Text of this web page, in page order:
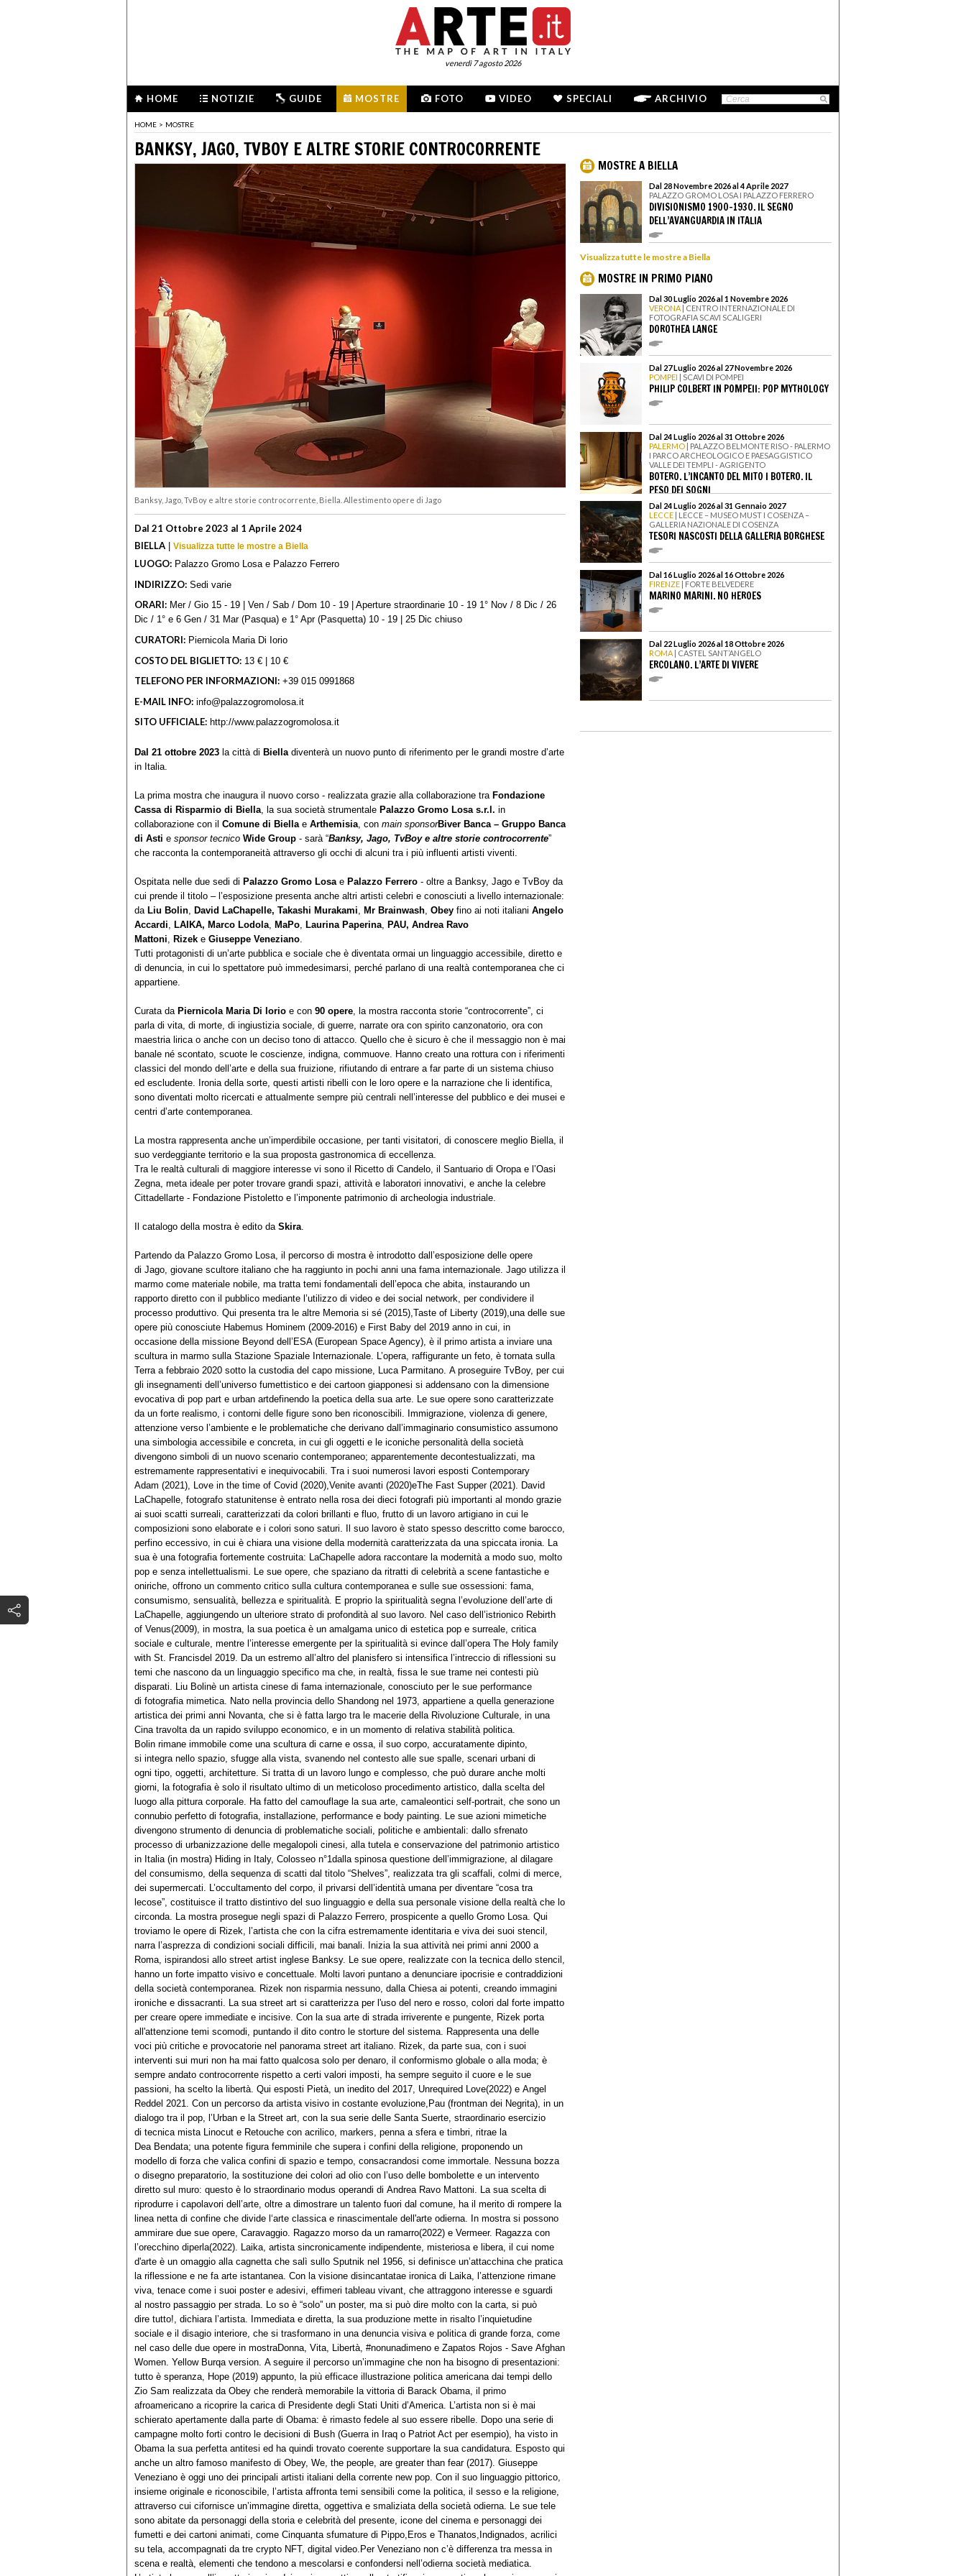
venerdì 7 agosto 2026
HOME NOTIZIE GUIDE MOSTRE FOTO VIDEO SPECIALI ARCHIVIO
HOME > MOSTRE
BANKSY, JAGO, TVBOY E ALTRE STORIE CONTROCORRENTE
Banksy, Jago, TvBoy e altre storie controcorrente, Biella. Allestimento opere di Jago
Dal 21 Ottobre 2023 al 1 Aprile 2024
BIELLA | Visualizza tutte le mostre a Biella
LUOGO: Palazzo Gromo Losa e Palazzo Ferrero
INDIRIZZO: Sedi varie
ORARI: Mer / Gio 15 - 19 | Ven / Sab / Dom 10 - 19 | Aperture straordinarie 10 - 19 1° Nov / 8 Dic / 26
Dic / 1° e 6 Gen / 31 Mar (Pasqua) e 1° Apr (Pasquetta) 10 - 19 | 25 Dic chiuso
CURATORI: Piernicola Maria Di Iorio
COSTO DEL BIGLIETTO: 13 € | 10 €
TELEFONO PER INFORMAZIONI: +39 015 0991868
E-MAIL INFO: info@palazzogromolosa.it
SITO UFFICIALE: http://www.palazzogromolosa.it
Dal 21 ottobre 2023 la città di Biella diventerà un nuovo punto di riferimento per le grandi mostre d’arte
in Italia.
La prima mostra che inaugura il nuovo corso - realizzata grazie alla collaborazione tra Fondazione
Cassa di Risparmio di Biella , la sua società strumentale Palazzo Gromo Losa s.r.l. in
collaborazione con il Comune di Biella e Arthemisia , con main sponsorBiver Banca – Gruppo Banca
di Asti e sponsor tecnico Wide Group - sarà “Banksy, Jago, TvBoy e altre storie controcorrente”
che racconta la contemporaneità attraverso gli occhi di alcuni tra i più influenti artisti viventi.
Ospitata nelle due sedi di Palazzo Gromo Losa e Palazzo Ferrero - oltre a Banksy, Jago e TvBoy da
cui prende il titolo – l’esposizione presenta anche altri artisti celebri e conosciuti a livello internazionale:
da Liu Bolin David LaChapelle, Takashi Murakami Mr Brainwash Obey fino ai noti italiani Angelo
Accardi LAIKA, Marco Lodola MaPo Laurina Paperina PAU, Andrea Ravo
Mattoni Rizek e Giuseppe Veneziano
Tutti protagonisti di un’arte pubblica e sociale che è diventata ormai un linguaggio accessibile, diretto e
di denuncia, in cui lo spettatore può immedesimarsi, perché parlano di una realtà contemporanea che ci
appartiene.
Curata da Piernicola Maria Di Iorio e con 90 opere , la mostra racconta storie “controcorrente”, ci
parla di vita, di morte, di ingiustizia sociale, di guerre, narrate ora con spirito canzonatorio, ora con
maestria lirica o anche con un deciso tono di attacco. Quello che è sicuro è che il messaggio non è mai
banale né scontato, scuote le coscienze, indigna, commuove. Hanno creato una rottura con i riferimenti
classici del mondo dell’arte e della sua fruizione, rifiutando di entrare a far parte di un sistema chiuso
ed escludente. Ironia della sorte, questi artisti ribelli con le loro opere e la narrazione che li identifica,
sono diventati molto ricercati e attualmente sempre più centrali nell’interesse del pubblico e dei musei e
centri d’arte contemporanea.
La mostra rappresenta anche un’imperdibile occasione, per tanti visitatori, di conoscere meglio Biella, il
suo verdeggiante territorio e la sua proposta gastronomica di eccellenza.
Tra le realtà culturali di maggiore interesse vi sono il Ricetto di Candelo, il Santuario di Oropa e l’Oasi
Zegna, meta ideale per poter trovare grandi spazi, attività e laboratori innovativi, e anche la celebre
Cittadellarte - Fondazione Pistoletto e l’imponente patrimonio di archeologia industriale.
Il catalogo della mostra è edito da Skira
Partendo da Palazzo Gromo Losa, il percorso di mostra è introdotto dall’esposizione delle opere
di Jago, giovane scultore italiano che ha raggiunto in pochi anni una fama internazionale. Jago utilizza il
marmo come materiale nobile, ma tratta temi fondamentali dell’epoca che abita, instaurando un
rapporto diretto con il pubblico mediante l’utilizzo di video e dei social network, per condividere il
processo produttivo. Qui presenta tra le altre Memoria si sé (2015),Taste of Liberty (2019),una delle sue
opere più conosciute Habemus Hominem (2009-2016) e First Baby del 2019 anno in cui, in
occasione della missione Beyond dell’ESA (European Space Agency), è il primo artista a inviare una
scultura in marmo sulla Stazione Spaziale Internazionale. L’opera, raffigurante un feto, è tornata sulla
Terra a febbraio 2020 sotto la custodia del capo missione, Luca Parmitano. A proseguire TvBoy, per cui
gli insegnamenti dell’universo fumettistico e dei cartoon giapponesi si addensano con la dimensione
evocativa di pop part e urban artdefinendo la poetica della sua arte. Le sue opere sono caratterizzate
da un forte realismo, i contorni delle figure sono ben riconoscibili. Immigrazione, violenza di genere,
attenzione verso l’ambiente e le problematiche che derivano dall’immaginario consumistico assumono
una simbologia accessibile e concreta, in cui gli oggetti e le iconiche personalità della società
divengono simboli di un nuovo scenario contemporaneo; apparentemente decontestualizzati, ma
estremamente rappresentativi e inequivocabili. Tra i suoi numerosi lavori esposti Contemporary
Adam (2021), Love in the time of Covid (2020),Venite avanti (2020)eThe Fast Supper (2021). David
LaChapelle, fotografo statunitense è entrato nella rosa dei dieci fotografi più importanti al mondo grazie
ai suoi scatti surreali, caratterizzati da colori brillanti e fluo, frutto di un lavoro artigiano in cui le
composizioni sono elaborate e i colori sono saturi. Il suo lavoro è stato spesso descritto come barocco,
perfino eccessivo, in cui è chiara una visione della modernità caratterizzata da una spiccata ironia. La
sua è una fotografia fortemente costruita: LaChapelle adora raccontare la modernità a modo suo, molto
pop e senza intellettualismi. Le sue opere, che spaziano da ritratti di celebrità a scene fantastiche e
oniriche, offrono un commento critico sulla cultura contemporanea e sulle sue ossessioni: fama,
consumismo, sensualità, bellezza e spiritualità. E proprio la spiritualità segna l’evoluzione dell’arte di
LaChapelle, aggiungendo un ulteriore strato di profondità al suo lavoro. Nel caso dell’istrionico Rebirth
of Venus(2009), in mostra, la sua poetica è un amalgama unico di estetica pop e surreale, critica
sociale e culturale, mentre l’interesse emergente per la spiritualità si evince dall’opera The Holy family
with St. Francisdel 2019. Da un estremo all’altro del planisfero si intensifica l’intreccio di riflessioni su
temi che nascono da un linguaggio specifico ma che, in realtà, fissa le sue trame nei contesti più
disparati. Liu Bolinè un artista cinese di fama internazionale, conosciuto per le sue performance
di fotografia mimetica. Nato nella provincia dello Shandong nel 1973, appartiene a quella generazione
artistica dei primi anni Novanta, che si è fatta largo tra le macerie della Rivoluzione Culturale, in una
Cina travolta da un rapido sviluppo economico, e in un momento di relativa stabilità politica.
Bolin rimane immobile come una scultura di carne e ossa, il suo corpo, accuratamente dipinto, si integra nello spazio, sfugge alla vista, svanendo nel contesto alle sue spalle, scenari urbani di ogni tipo, oggetti, architetture. Si tratta di un lavoro lungo e complesso, che può durare anche molti giorni, la fotografia è solo il risultato ultimo di un meticoloso procedimento artistico, dalla scelta del luogo alla pittura corporale. Ha fatto del camouflage la sua arte, camaleontici self-portrait, che sono un connubio perfetto di fotografia, installazione, performance e body painting. Le sue azioni mimetiche divengono strumento di denuncia di problematiche sociali, politiche e ambientali: dallo sfrenato processo di urbanizzazione delle megalopoli cinesi, alla tutela e conservazione del patrimonio artistico in Italia (in mostra) Hiding in Italy, Colosseo n°1dalla spinosa questione dell’immigrazione, al dilagare del consumismo, della sequenza di scatti dal titolo “Shelves”, realizzata tra gli scaffali, colmi di merce, dei supermercati. L’occultamento del corpo, il privarsi dell’identità umana per diventare “cosa tra lecose”, costituisce il tratto distintivo del suo linguaggio e della sua personale visione della realtà che lo circonda. La mostra prosegue negli spazi di Palazzo Ferrero, prospicente a quello Gromo Losa. Qui troviamo le opere di Rizek, l’artista che con la cifra estremamente identitaria e viva dei suoi stencil, narra l’asprezza di condizioni sociali difficili, mai banali. Inizia la sua attività nei primi anni 2000 a Roma, ispirandosi allo street artist inglese Banksy. Le sue opere, realizzate con la tecnica dello stencil, hanno un forte impatto visivo e concettuale. Molti lavori puntano a denunciare ipocrisie e contraddizioni della società contemporanea. Rizek non risparmia nessuno, dalla Chiesa ai potenti, creando immagini ironiche e dissacranti. La sua street art si caratterizza per l'uso del nero e rosso, colori dal forte impatto per creare opere immediate e incisive. Con la sua arte di strada irriverente e pungente, Rizek porta all'attenzione temi scomodi, puntando il dito contro le storture del sistema. Rappresenta una delle voci più critiche e provocatorie nel panorama street art italiano. Rizek, da parte sua, con i suoi interventi sui muri non ha mai fatto qualcosa solo per denaro, il conformismo globale o alla moda; è sempre andato controcorrente rispetto a certi valori imposti, ha sempre seguito il cuore e le sue passioni, ha scelto la libertà. Qui esposti Pietà, un inedito del 2017, Unrequired Love(2022) e Angel Reddel 2021. Con un percorso da artista visivo in costante evoluzione,Pau (frontman dei Negrita), in un dialogo tra il pop, l’Urban e la Street art, con la sua serie delle Santa Suerte, straordinario esercizio di tecnica mista Linocut e Retouche con acrilico, markers, penna a sfera e timbri, ritrae la Dea Bendata; una potente figura femminile che supera i confini della religione, proponendo un modello di forza che valica confini di spazio e tempo, consacrandosi come immortale. Nessuna bozza o disegno preparatorio, la sostituzione dei colori ad olio con l’uso delle bombolette e un intervento diretto sul muro: questo è lo straordinario modus operandi di Andrea Ravo Mattoni. La sua scelta di riprodurre i capolavori dell’arte, oltre a dimostrare un talento fuori dal comune, ha il merito di rompere la linea netta di confine che divide l‘arte classica e rinascimentale dell'arte odierna. In mostra si possono ammirare due sue opere, Caravaggio. Ragazzo morso da un ramarro(2022) e Vermeer. Ragazza con l’orecchino diperla(2022). Laika, artista sincronicamente indipendente, misteriosa e libera, il cui nome d'arte è un omaggio alla cagnetta che salì sullo Sputnik nel 1956, si definisce un’attacchina che pratica la riflessione e ne fa arte istantanea. Con la visione disincantatae ironica di Laika, l’attenzione rimane viva, tenace come i suoi poster e adesivi, effimeri tableau vivant, che attraggono interesse e sguardi al nostro passaggio per strada. Lo so è “solo” un poster, ma si può dire molto con la carta, si può dire tutto!, dichiara l’artista. Immediata e diretta, la sua produzione mette in risalto l’inquietudine sociale e il disagio interiore, che si trasformano in una denuncia visiva e politica di grande forza, come nel caso delle due opere in mostraDonna, Vita, Libertà, #nonunadimeno e Zapatos Rojos - Save Afghan Women. Yellow Burqa version. A seguire il percorso un’immagine che non ha bisogno di presentazioni: tutto è speranza, Hope (2019) appunto, la più efficace illustrazione politica americana dai tempi dello Zio Sam realizzata da Obey che renderà memorabile la vittoria di Barack Obama, il primo afroamericano a ricoprire la carica di Presidente degli Stati Uniti d’America. L’artista non si è mai schierato apertamente dalla parte di Obama: è rimasto fedele al suo essere ribelle. Dopo una serie di campagne molto forti contro le decisioni di Bush (Guerra in Iraq o Patriot Act per esempio), ha visto in Obama la sua perfetta antitesi ed ha quindi trovato coerente supportare la sua candidatura. Esposto qui anche un altro famoso manifesto di Obey, We, the people, are greater than fear (2017). Giuseppe Veneziano è oggi uno dei principali artisti italiani della corrente new pop. Con il suo linguaggio pittorico, insieme originale e riconoscibile, l’artista affronta temi sensibili come la politica, il sesso e la religione, attraverso cui cifornisce un’immagine diretta, oggettiva e smaliziata della società odierna. Le sue tele sono abitate da personaggi della storia e celebrità del presente, icone del cinema e personaggi dei fumetti e dei cartoni animati, come Cinquanta sfumature di Pippo,Eros e Thanatos,Indignados, acrilici su tela, accompagnati da tre crypto NFT, digital video.Per Veneziano non c’è differenza tra messa in scena e realtà, elementi che tendono a mescolarsi e confondersi nell’odierna società mediatica. L’artista lavora sull’impatto iconico dei suoi soggetti e sulla stratificazione emotiva che essi evocano in noi, che siano estrapolati da un’opera del passato, da una striscia a fumetti o da una foto di cronaca. MaPo realizza opere con i protagonisti di Walt Disney, il creatore di quella che è forse la più forte iconografia del '900, e li inserisce nel panorama del lusso, tra carte di credito, marchi di moda e champagne: i cartoni animati "mimano" la vita e forse anche il lusso è in un certo senso parte di una recita quotidiana che ognuno di noi (o almeno chi se lo può permettere) utilizza per imporre il proprio status. Topolino e il Dom Perignon, Zio Paperone e American Express, Minnie e Dolce e Gabbana: in fondo sono tutti simboli del mercato globale e paradossalmente i prodotti "immaginari" sono alla portata di tutti, mentre quelli reali di pochissimi. Mr. Brainwash, definito come colui che ha generato la collisione tra street art e pop art, spesso accosta icone culturali e contemporanee come Marilyn Monroe in Stay Safeo Kate Moss. È fortemente influenzato da artisti pop come Andy Warhol e Keith Haring. Utilizzando e riutilizzando immagini e temi popolari presi in prestito da altri artisti famosi come in Mona Linesa(2009) o a esempio gli animali con palloncini d'acciaio di Jeff Koons come in Big City, Big Dreams – Rede in Big City, Big Dreams – Rosae Throwing Mandi Banksy in Because I’m worthless, MrBrainwash allinea le sue intenzioni artistiche con quelle degli artisti pop originali producendo opere d'arte per tutti che possono essere vissute ovunque. Laurina Paperina, figura ironica e irriverente, che prende di mira l'arte contemporanea, la politica, la società dei consumi e la cultura popolare, dimostra una grande capacità dimescolare elementi della cultura popolare con critiche sociali e politiche. Le sue opere spesso affrontano temi come la politica internazionale, il consumismo sfrenato, la fama dei personaggi mediatici e l'ossessione per l'immagine, come si può vedere in Hungry Cookies(2020) e Scary moviedel 2019. Attraverso il suo approccio dissacrante invita il pubblico a riflettere sui temi trattati, spingendolo a mettere in discussione le convenzioni e a adottare una prospettiva critica nei confronti della società contemporanea. Le storie controcorrente si susseguono rapide, immediate con le suggestioni del famoso artista giapponese Takashi Murakami, noto per le sue opere in stile superflatche mescolano influenze della tradizione artistica nipponica con elementi della cultura popolare e consumistica. Già durante gli studi inizia a nutrire interesse per la cultura underground giapponese, in particolare manga e anime. Queste forme artistiche basse, disprezzate dell'élite artistica, diverranno centrali nella sua opera. Negli anni ‘90 Murakami elabora il suo personale stile superflat, che combina bidimensionalità tipica dei manga e critica della società dei consumi. Le sue opere ritraggono spesso personaggi kawaii, colorati e deformed, mutuati dai cartoni animati. Queste figure infantili e giocose celano però un messaggio più profondo e satirico sulla superficialità della società contemporanea. Tra i personaggi iconici creati da Murakami vi sono il simpatico funghetto Mr. Dob, qui esposto E poi...white – Mr Dobee il morbido fiore smiley, Flowerballe Flowers. Entrambi riflettono l'ossessione dei giapponesi per il kawaii ma anche la loro alienazione nel mondo dei consumi di massa. Oltre a pittura e scultura, Murakami sperimenta vari media, come merchandising, video, animazione. Collabora con brand di moda e di lusso, mescolando alto e basso e interrogandosi sul concetto di originalità nell'era della riproducibilità tecnica. Viene ribattezzato l'Andy Warhol giapponese per la sua attitudine imprenditoriale e l'ibridazione tra arte colta e cultura popolare. Oggi Murakami è uno degli artisti nipponici più influenti al mondo e continua a sondare ossessivamente il rapporto tra cultura underground e mainstream. Le opere di Angelo Accardiillustrano visioni surreali della vita quoti
MOSTRE A BIELLA
Dal 28 Novembre 2026 al 4 Aprile 2027
PALAZZO GROMO LOSA I PALAZZO FERRERO
DIVISIONISMO 1900-1930. IL SEGNO
DELL’AVANGUARDIA IN ITALIA
Visualizza tutte le mostre a Biella
MOSTRE IN PRIMO PIANO
Dal 30 Luglio 2026 al 1 Novembre 2026
VERONA | CENTRO INTERNAZIONALE DI
FOTOGRAFIA SCAVI SCALIGERI
DOROTHEA LANGE
Dal 27 Luglio 2026 al 27 Novembre 2026
POMPEI | SCAVI DI POMPEI
PHILIP COLBERT IN POMPEII: POP MYTHOLOGY
Dal 24 Luglio 2026 al 31 Ottobre 2026
PALERMO | PALAZZO BELMONTE RISO - PALERMO
I PARCO ARCHEOLOGICO E PAESAGGISTICO
VALLE DEI TEMPLI - AGRIGENTO
BOTERO. L’INCANTO DEL MITO I BOTERO. IL
PESO DEI SOGNI
Dal 24 Luglio 2026 al 31 Gennaio 2027
LECCE | LECCE – MUSEO MUST I COSENZA –
GALLERIA NAZIONALE DI COSENZA
TESORI NASCOSTI DELLA GALLERIA BORGHESE
Dal 16 Luglio 2026 al 16 Ottobre 2026
FIRENZE | FORTE BELVEDERE
MARINO MARINI. NO HEROES
Dal 22 Luglio 2026 al 18 Ottobre 2026
ROMA | CASTEL SANT’ANGELO
ERCOLANO. L’ARTE DI VIVERE